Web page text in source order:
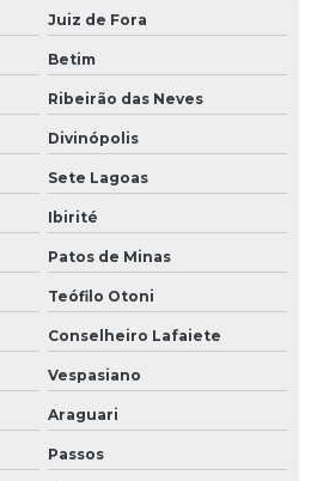
de fluido térmico
industrial
de fluido térmico
industriais
industriais
industriais
industrial
Juiz de Fora
Betim
Ribeirão das Neves
Divinópolis
Sete Lagoas
Ibirité
Patos de Minas
Teófilo Otoni
Conselheiro Lafaiete
Vespasiano
Araguari
Passos